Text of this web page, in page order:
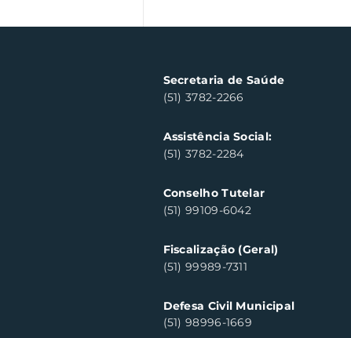
Secretaria de Saúde
(51) 3782-2266
Assistência Social:
(51) 3782-2284
Conselho Tutelar
(51) 99109-6042
Fiscalização (Geral)
(51) 99989-7311
Defesa Civil Municipal
(51) 98996-1669